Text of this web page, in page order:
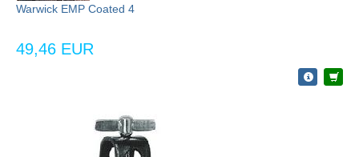
Warwick EMP Coated 4
49,46 EUR